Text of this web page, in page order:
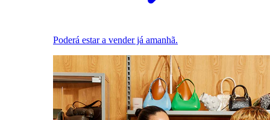
Poderá estar a vender já amanhã.